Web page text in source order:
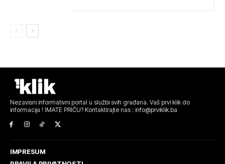
Nezavisni informativni portal u službi svih građana. Vaš prvi klik do
informacija ! IMATE PRIČU? Kontaktirajte nas : info@prviklik.ba
IMPRESUM